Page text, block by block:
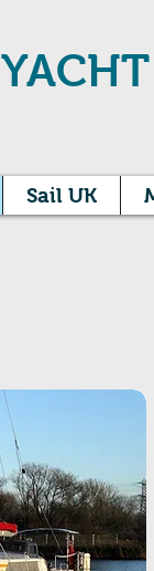
YACHT
Sail UK